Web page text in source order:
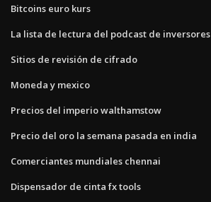
Bitcoins euro kurs
La lista de lectura del podcast de inversores
Sitios de revisión de cifrado
Moneda y mexico
Precios del imperio walthamstow
Precio del oro la semana pasada en india
Comerciantes mundiales chennai
Dispensador de cinta fx tools